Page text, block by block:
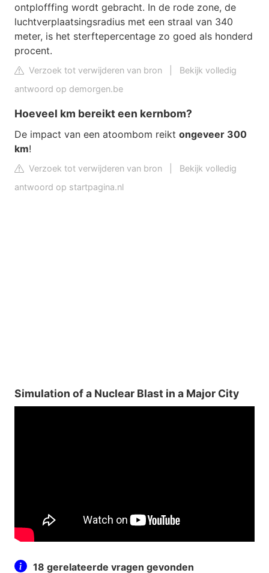
ontplofffing wordt gebracht. In de rode zone, de
luchtverplaatsingsradius met een straal van 340
meter, is het sterftepercentage zo goed als honderd
procent.
Verzoek tot verwijderen van bron
Bekijk volledig
antwoord op demorgen.be
Hoeveel km bereikt een kernbom?
De impact van een atoombom reikt ongeveer 300
km!
Verzoek tot verwijderen van bron
Bekijk volledig
antwoord op startpagina.nl
Simulation of a Nuclear Blast in a Major City
18 gerelateerde vragen gevonden